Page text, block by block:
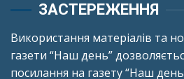
ЗАСТЕРЕЖЕННЯ
Використання матеріалів та
газети “Наш день”
посилання на газету “Наш